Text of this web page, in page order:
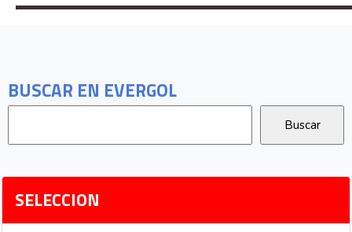
BUSCAR EN EVERGOL
SELECCION